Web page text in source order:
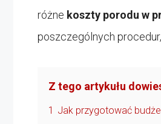
różne koszty porodu w
poszczególnych
Z tego artykułu
1 Jak przygotować